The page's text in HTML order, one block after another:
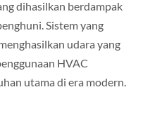
dihasilkan berdampak
Sistem yang
udara yang
HVAC
utama di era modern.